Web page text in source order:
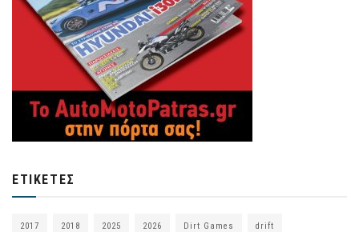
ΕΤΙΚΈΤΕΣ
2017 2018 2025 2026 Dirt Games drift